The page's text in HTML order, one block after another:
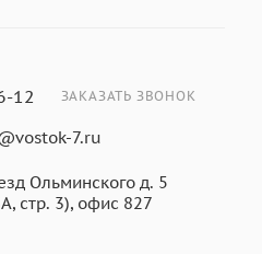
12 ЗАКАЗАТЬ ЗВОНОК
7.ru
Ольминского д. 5
стр. 3), офис 827